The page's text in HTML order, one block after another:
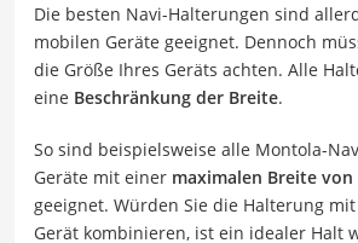
Die besten Navi-Halterungen sind
mobilen Geräte geeignet. Dennoch
die Größe Ihres Geräts achten. Alle
eine Beschränkung der Breite.
So sind beispielsweise alle Montola-
Geräte mit einer maximalen Breite
geeignet. Würden Sie die Halterung
Gerät kombinieren, ist ein idealer Halt